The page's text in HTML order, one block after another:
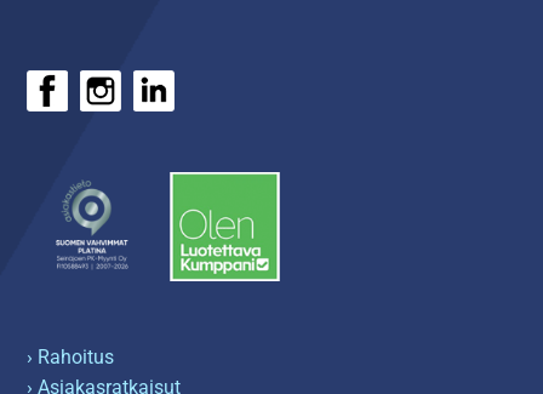
› Rahoitus
› Asiakasratkaisut